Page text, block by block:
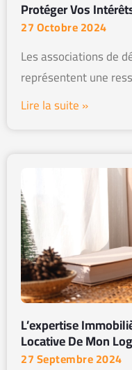
Protéger Vos
27 Octobre 2024
Les associations de
représentent une
Lire la suite »
L’expertise
Locative De Mon
27 Septembre 2024